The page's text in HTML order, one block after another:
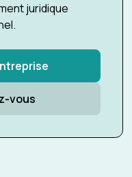
juridique
vous